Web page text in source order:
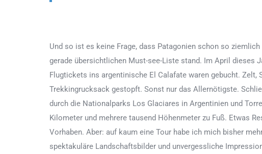
Und so ist es keine Frage, dass Patagonien schon so
gerade übersichtlichen Must-see-Liste stand. Im April dieses
Flugtickets ins argentinische El Calafate waren gebucht. Zelt,
Trekkingrucksack gestopft. Sonst nur das Allernötigste.
durch die Nationalparks Los Glaciares in Argentinien und
Kilometer und mehrere tausend Höhenmeter zu Fuß. Etwas
Vorhaben. Aber: auf kaum eine Tour habe ich mich bisher
spektakuläre Landschaftsbilder und unvergessliche